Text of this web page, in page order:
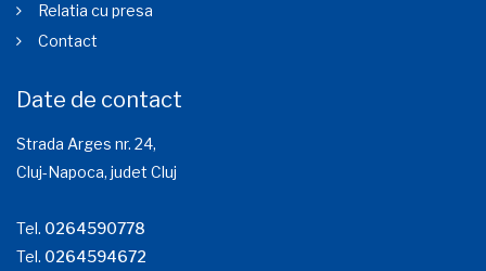
Relatia cu presa
Contact
Date de contact
Strada Arges nr. 24,
Cluj-Napoca, judet Cluj
Tel. 0264590778
Tel. 0264594672